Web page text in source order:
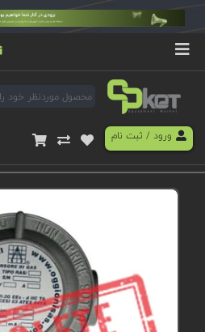
ورود/ ثبت نام